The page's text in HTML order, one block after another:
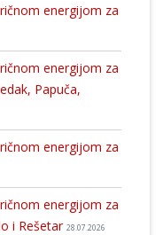
energijom za
energijom za
Papuča,
energijom za
energijom za
i Rešetar 28.07.2026